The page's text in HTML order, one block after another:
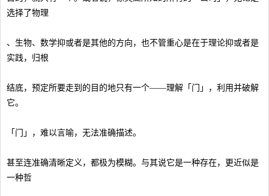
选择了物理
、生物、数学抑或者是其他的方向，也不管重心是在于理论抑或者是
实践，归根
结底，预定所要走到的目的地只有一个——理解「门」，利用并破解
它。
「门」，难以言喻，无法准确描述。
甚至连准确清晰定义，都极为模糊。与其说它是一种存在，更近似是
一种哲